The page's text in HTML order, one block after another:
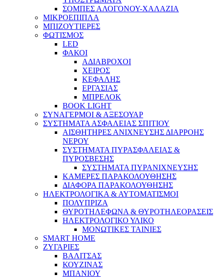
ΣΟΜΠΕΣ ΑΛΟΓΟΝΟΥ-ΧΑΛΑΖΙΑ
ΜΙΚΡΟΕΠΙΠΛΑ
ΜΠΙΖΟΥΤΙΕΡΕΣ
ΦΩΤΙΣΜΟΣ
LED
ΦΑΚΟΙ
ΑΔΙΑΒΡΟΧΟΙ
ΧΕΙΡΟΣ
ΚΕΦΑΛΗΣ
ΕΡΓΑΣΙΑΣ
ΜΠΡΕΛΟΚ
BOOK LIGHT
ΣΥΝΑΓΕΡΜΟΙ & ΑΞΕΣΟΥΑΡ
ΣΥΣΤΗΜΑΤΑ ΑΣΦΑΛΕΙΑΣ ΣΠΙΤΙΟΥ
ΑΙΣΘΗΤΗΡΕΣ ΑΝΙΧΝΕΥΣΗΣ ΔΙΑΡΡΟΗΣ
ΝΕΡΟΥ
ΣΥΣΤΗΜΑΤΑ ΠΥΡΑΣΦΑΛΕΙΑΣ &
ΠΥΡΟΣΒΕΣΗΣ
ΣΥΣΤΗΜΑΤΑ ΠΥΡΑΝΙΧΝΕΥΣΗΣ
ΚΑΜΕΡΕΣ ΠΑΡΑΚΟΛΟΥΘΗΣΗΣ
ΔΙΑΦΟΡΑ ΠΑΡΑΚΟΛΟΥΘΗΣΗΣ
ΗΛΕΚΤΡΟΛΟΓΙΚΑ & ΑΥΤΟΜΑΤΙΣΜΟΙ
ΠΟΛΥΠΡΙΖΑ
ΘΥΡΟΤΗΛΕΦΩΝΑ & ΘΥΡΟΤΗΛΕΟΡΑΣΕΙΣ
ΗΛΕΚΤΡΟΛΟΓΙΚΟ ΥΛΙΚΟ
ΜΟΝΩΤΙΚΕΣ ΤΑΙΝΙΕΣ
SMART HOME
ΖΥΓΑΡΙΕΣ
ΒΑΛΙΤΣΑΣ
ΚΟΥΖΙΝΑΣ
ΜΠΑΝΙΟΥ